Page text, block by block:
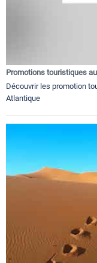
Promotions touristiques
Découvrir les promotion
Atlantique